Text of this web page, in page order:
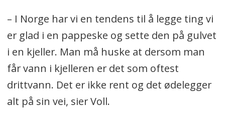
– I Norge har vi en tendens til å legge ting vi
er glad i en pappeske og sette den på gulvet
i en kjeller. Man må huske at dersom man
får vann i kjelleren er det som oftest
drittvann. Det er ikke rent og det ødelegger
alt på sin vei, sier Voll.